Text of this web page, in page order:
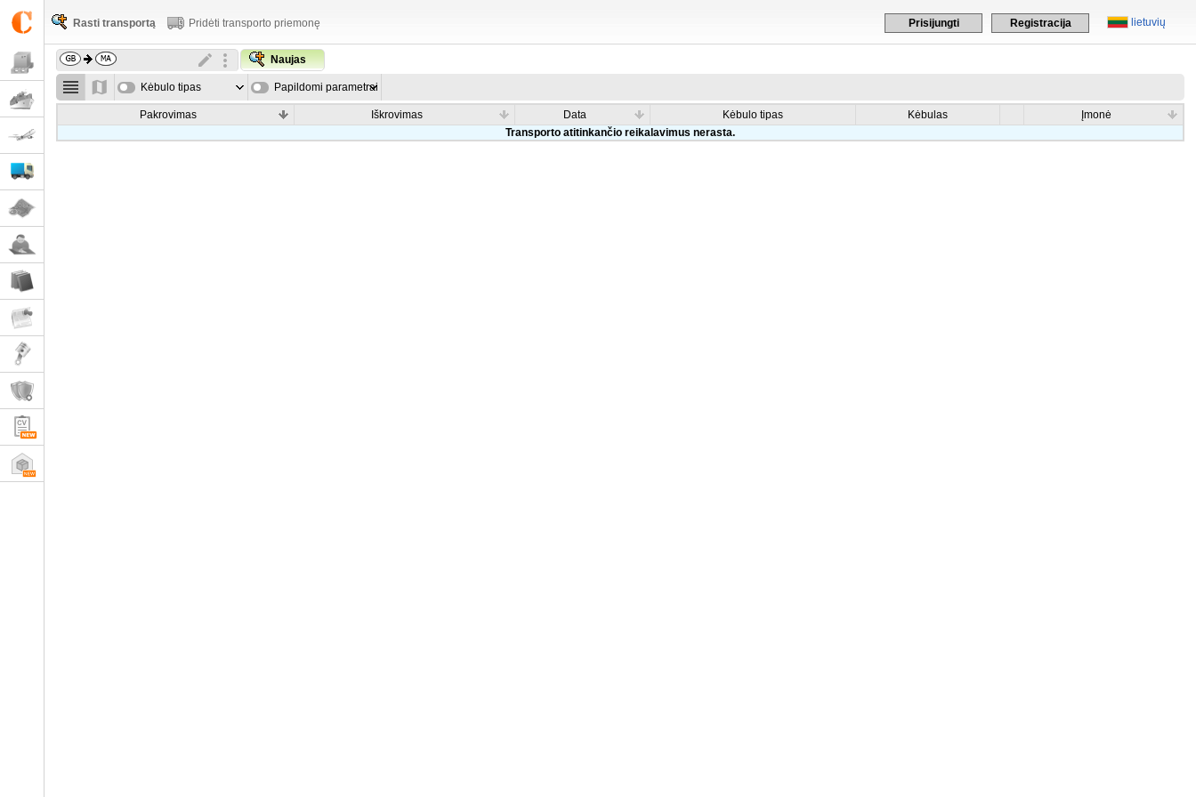
lietuvių
Prisijungti Registracija
Rasti transportą Pridėti transporto priemonę
Naujas
Kėbulo tipas Papildomi parametrai
Pakrovimas Iškrovimas Data Kėbulo tipas Kėbulas
Įmonė
Transporto atitinkančio reikalavimus nerasta.